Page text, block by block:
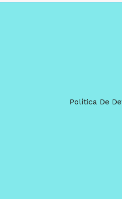
Política De